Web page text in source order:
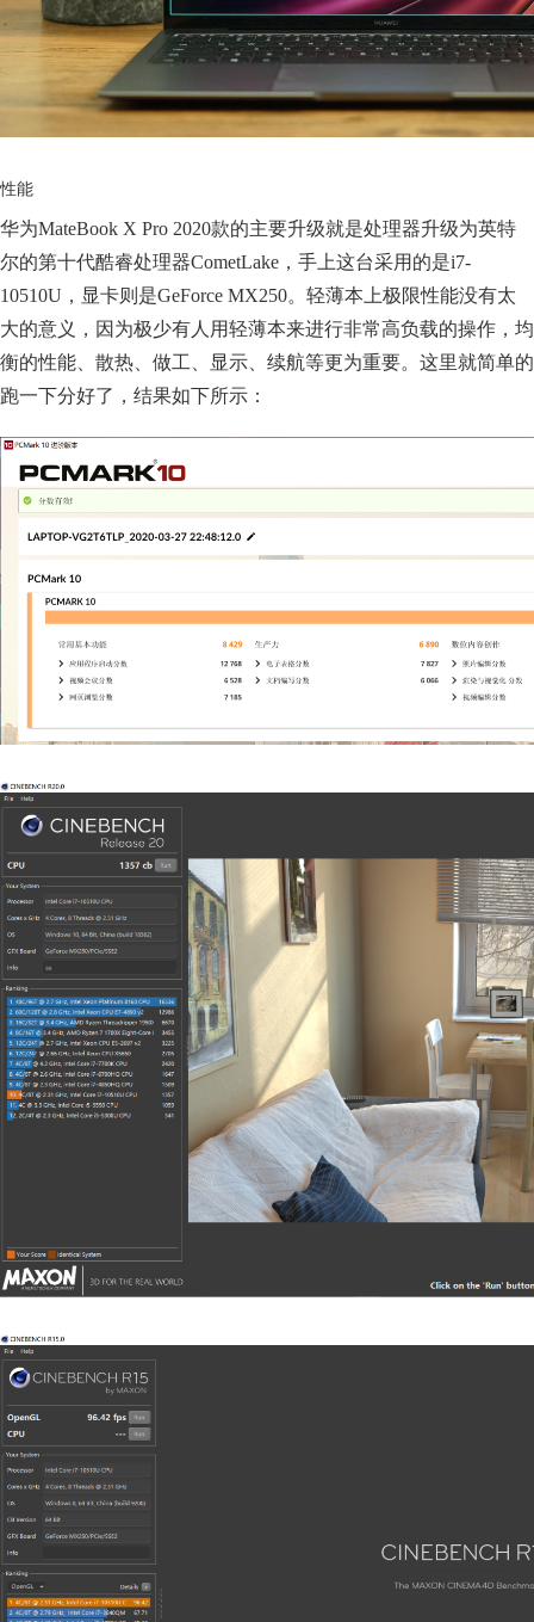
性能
华为MateBook X Pro 2020款的主要升级就是处理器升级为英特
尔的第十代酷睿处理器CometLake，手上这台采用的是i7-
10510U，显卡则是GeForce MX250。轻薄本上极限性能没有太
大的意义，因为极少有人用轻薄本来进行非常高负载的操作，均
衡的性能、散热、做工、显示、续航等更为重要。这里就简单的
跑一下分好了，结果如下所示：